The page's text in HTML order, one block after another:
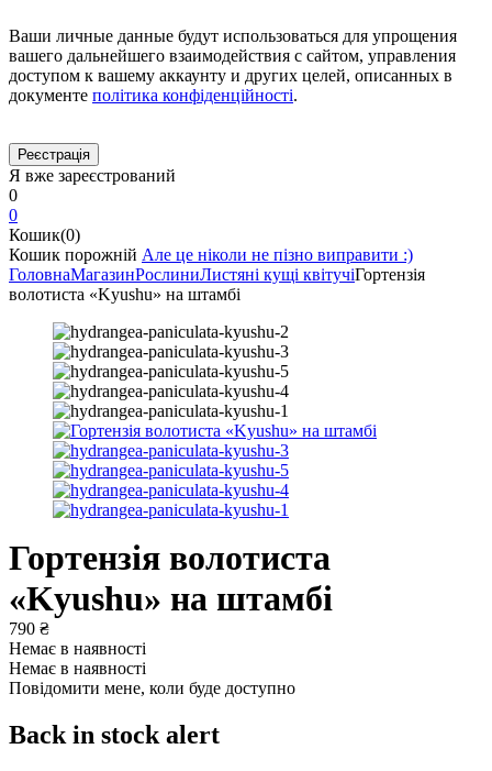
Ваши личные данные будут использоваться для упрощения
вашего дальнейшего взаимодействия с сайтом, управления
доступом к вашему аккаунту и других целей, описанных в
документе політика конфіденційності.
Я вже зареєстрований
0
0
Кошик(0)
Кошик порожній Але це ніколи не пізно виправити :)
ГоловнаМагазинРослиниЛистяні кущі квітучіГортензія
волотиста «Kyushu» на штамбі
Гортензія волотиста
«Kyushu» на штамбі
790 ₴
Немає в наявності
Немає в наявності
Повідомити мене, коли буде доступно
Back in stock alert